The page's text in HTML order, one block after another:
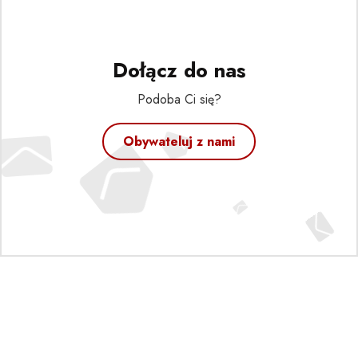
Dołącz do nas
Podoba Ci się?
Obywateluj z nami